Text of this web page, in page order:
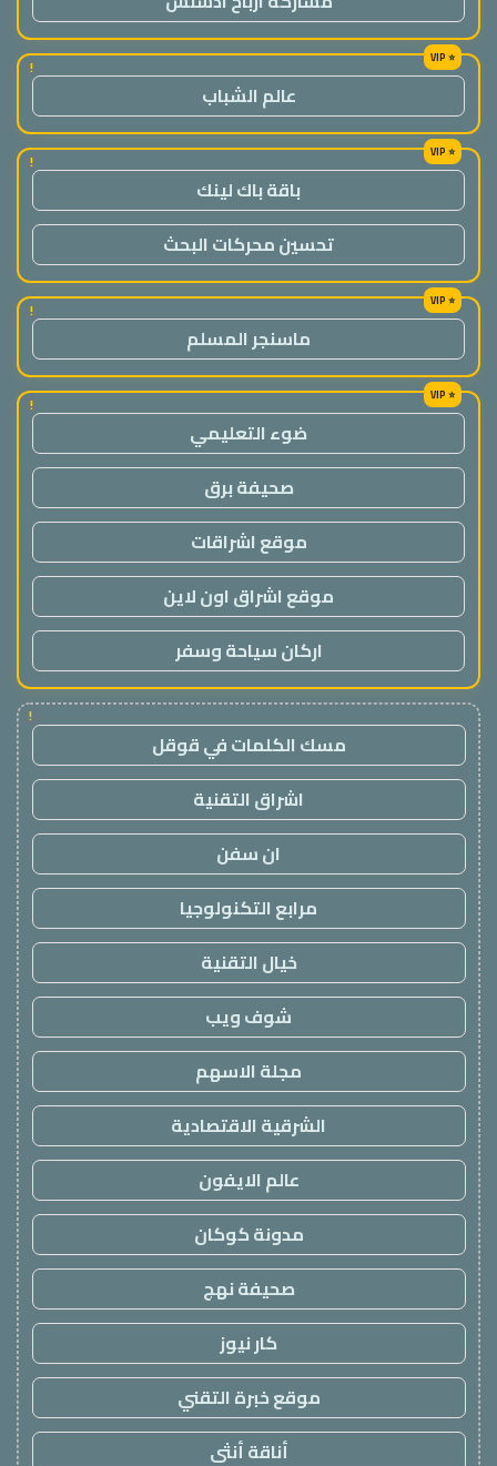
!
عالم الشباب
!
باقة باك لينك
تحسين محركات البحث
!
ماسنجر المسلم
!
ضوء التعليمي
صحيفة برق
موقع اشراقات
موقع اشراق اون لاين
اركان سياحة وسفر
!
مسك الكلمات في قوقل
اشراق التقنية
ان سفن
مرابع التكنولوجيا
خيال التقنية
شوف ويب
مجلة الاسهم
الشرقية الاقتصادية
عالم الايفون
مدونة كوكان
صحيفة نهج
كار نيوز
موقع خبرة التقني
أناقة أنثى